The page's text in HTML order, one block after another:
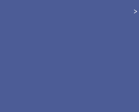
>